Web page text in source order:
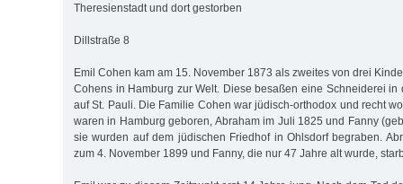
Theresienstadt und dort gestorben
Dillstraße 8
Emil Cohen kam am 15. November 1873 als zweites von drei
Cohens in Hamburg zur Welt. Diese besaßen eine Schneiderei in
auf St. Pauli. Die Familie Cohen war jüdisch-orthodox und recht
waren in Hamburg geboren, Abraham im Juli 1825 und Fanny
sie wurden auf dem jüdischen Friedhof in Ohlsdorf begraben.
zum 4. November 1899 und Fanny, die nur 47 Jahre alt wurde,